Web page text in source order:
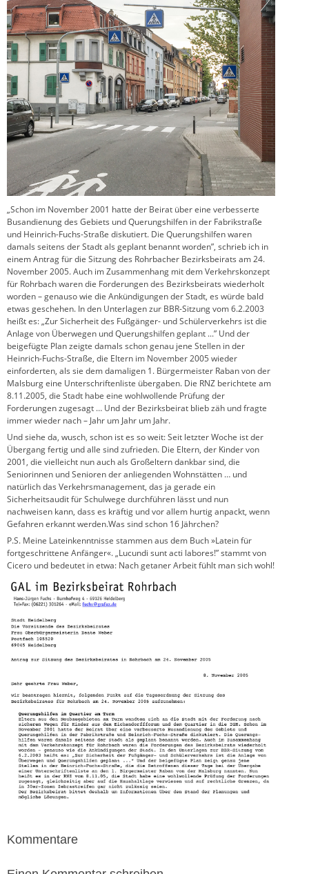
„Schon im November 2001 hatte der Beirat über eine verbesserte
Busandienung des Gebiets und Querungshilfen in der Fabrikstraße
und Heinrich-Fuchs-Straße diskutiert. Die Querungshilfen waren
damals seitens der Stadt als geplant benannt worden”, schrieb ich in
einem Antrag für die Sitzung des Rohrbacher Bezirksbeirats am 24.
November 2005. Auch im Zusammenhang mit dem Verkehrskonzept
für Rohrbach waren die Forderungen des Bezirksbeirats wiederholt
worden – genauso wie die Ankündigungen der Stadt, es würde bald
etwas geschehen. In den Unterlagen zur BBR-Sitzung vom 6.2.2003
heißt es: „Zur Sicherheit des Fußgänger- und Schülerverkehrs ist die
Anlage von Überwegen und Querungshilfen geplant ...” Und der
beigefügte Plan zeigte damals schon genau jene Stellen in der
Heinrich-Fuchs-Straße, die Eltern im November 2005 wieder
einforderten, als sie dem damaligen 1. Bürgermeister Raban von der
Malsburg eine Unterschriftenliste übergaben. Die RNZ berichtete am
8.11.2005, die Stadt habe eine wohlwollende Prüfung der
Forderungen zugesagt … Und der Bezirksbeirat blieb zäh und fragte
immer wieder nach – Jahr um Jahr um Jahr.
Und siehe da, wusch, schon ist es so weit: Seit letzter Woche ist der
Übergang fertig und alle sind zufrieden. Die Eltern, der Kinder von
2001, die vielleicht nun auch als Großeltern dankbar sind, die
Seniorinnen und Senioren der anliegenden Wohnstätten … und
natürlich das Verkehrsmanagement, das ja gerade ein
Sicherheitsaudit für Schulwege durchführen lässt und nun
nachweisen kann, dass es kräftig und vor allem hurtig anpackt, wenn
Gefahren erkannt werden.Was sind schon 16 Jährchen?
P.S. Meine Lateinkenntnisse stammen aus dem Buch »Latein für
fortgeschrittene Anfänger«. „Lucundi sunt acti labores!” stammt von
Cicero und bedeutet in etwa: Nach getaner Arbeit fühlt man sich wohl!
Kommentare